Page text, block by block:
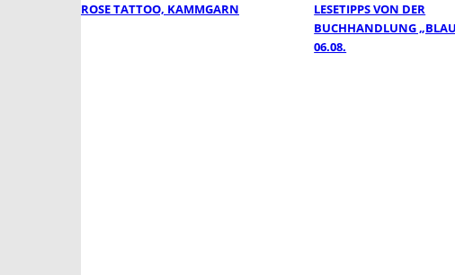
ROSE TATTOO, KAMMGARN
LESETIPPS VON DER
BUCHHANDLUNG
06.08.